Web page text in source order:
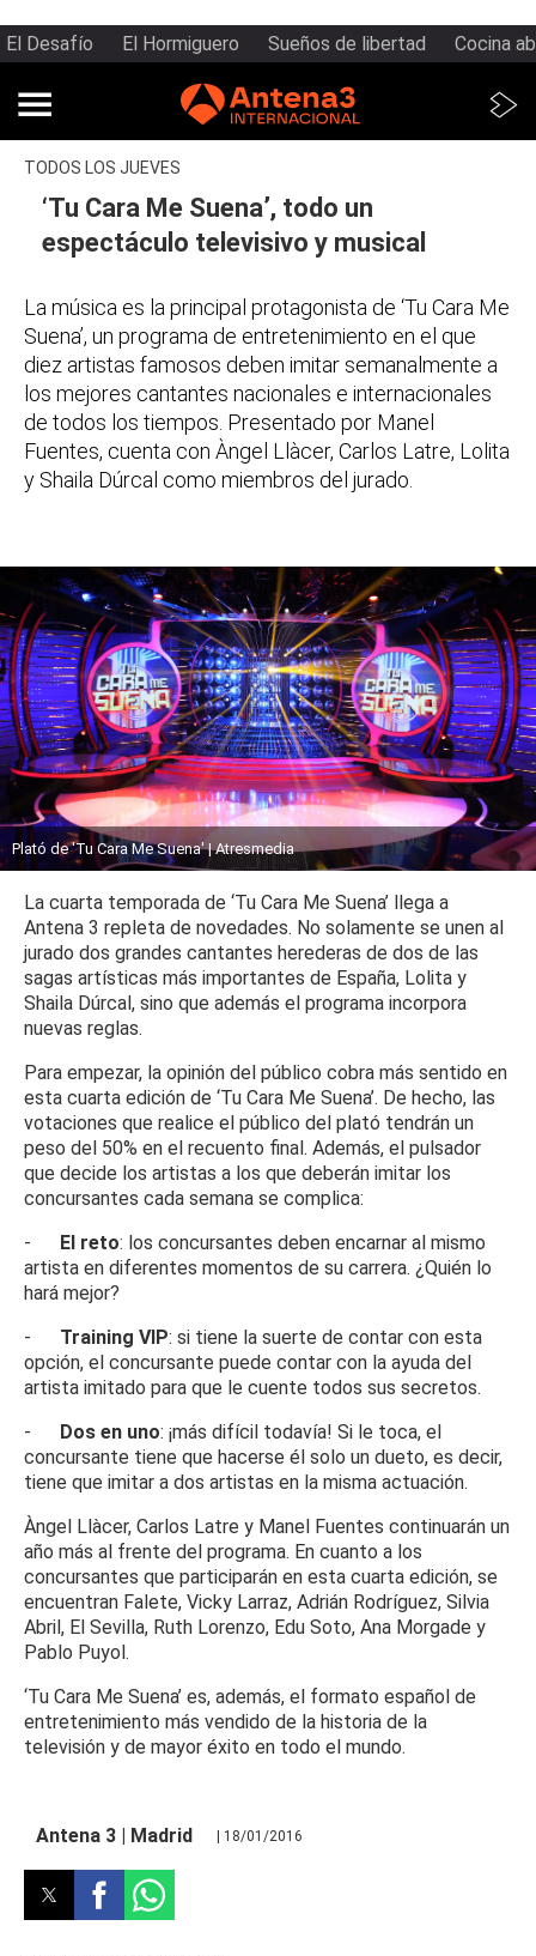
El Desafío El Hormiguero Sueños de libertad Cocina
TODOS LOS JUEVES
‘Tu Cara Me Suena’, todo un
espectáculo televisivo y musical
La música es la principal protagonista de ‘Tu Cara Me
Suena’, un programa de entretenimiento en el que
diez artistas famosos deben imitar semanalmente a
los mejores cantantes nacionales e internacionales
de todos los tiempos. Presentado por Manel
Fuentes, cuenta con Àngel Llàcer, Carlos Latre, Lolita
y Shaila Dúrcal como miembros del jurado.
Plató de 'Tu Cara Me Suena' | Atresmedia
La cuarta temporada de ‘Tu Cara Me Suena’ llega a
Antena 3 repleta de novedades. No solamente se unen al
jurado dos grandes cantantes herederas de dos de las
sagas artísticas más importantes de España, Lolita y
Shaila Dúrcal, sino que además el programa incorpora
nuevas reglas.
Para empezar, la opinión del público cobra más sentido en
esta cuarta edición de ‘Tu Cara Me Suena’. De hecho, las
votaciones que realice el público del plató tendrán un
peso del 50% en el recuento final. Además, el pulsador
que decide los artistas a los que deberán imitar los
concursantes cada semana se complica:
- El reto: los concursantes deben encarnar al mismo
artista en diferentes momentos de su carrera. ¿Quién lo
hará mejor?
- Training VIP: si tiene la suerte de contar con esta
opción, el concursante puede contar con la ayuda del
artista imitado para que le cuente todos sus secretos.
- Dos en uno: ¡más difícil todavía! Si le toca, el
concursante tiene que hacerse él solo un dueto, es decir,
tiene que imitar a dos artistas en la misma actuación.
Àngel Llàcer, Carlos Latre y Manel Fuentes continuarán un
año más al frente del programa. En cuanto a los
concursantes que participarán en esta cuarta edición, se
encuentran Falete, Vicky Larraz, Adrián Rodríguez, Silvia
Abril, El Sevilla, Ruth Lorenzo, Edu Soto, Ana Morgade y
Pablo Puyol.
‘Tu Cara Me Suena’ es, además, el formato español de
entretenimiento más vendido de la historia de la
televisión y de mayor éxito en todo el mundo.
Antena 3 | Madrid | 18/01/2016